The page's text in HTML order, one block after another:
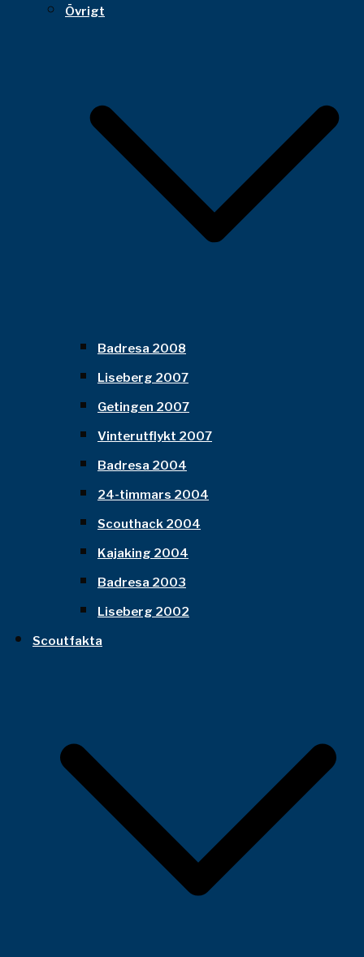
Övrigt
Badresa 2008
Liseberg 2007
Getingen 2007
Vinterutflykt 2007
Badresa 2004
24-timmars 2004
Scouthack 2004
Kajaking 2004
Badresa 2003
Liseberg 2002
Scoutfakta